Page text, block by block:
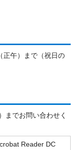
正午）まで（祝日の
までお問い合わせく
Reader DC